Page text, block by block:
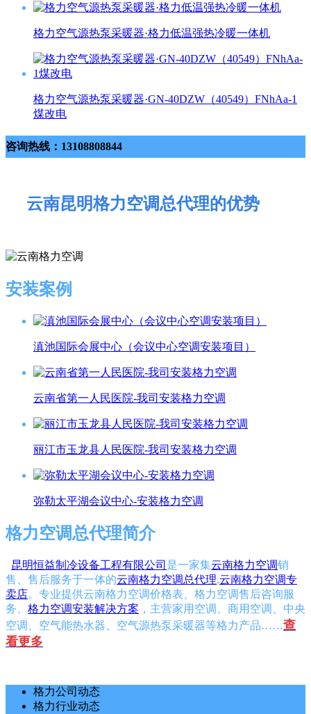
格力空气源热泵采暖器·格力低温强热冷暖一体机
格力空气源热泵采暖器·GN-40DZW（40549）FNhAa-1
煤改电
咨询热线：13108808844
云南昆明格力空调总代理的优势
安装案例
滇池国际会展中心（会议中心空调安装项目）
云南省第一人民医院-我司安装格力空调
丽江市玉龙县人民医院-我司安装格力空调
弥勒太平湖会议中心-安装格力空调
格力空调总代理简介
昆明恒益制冷设备工程有限公司 是一家集云南格力空调销
售、售后服务于一体的云南格力空调总代理,云南格力空调专
卖店。专业提供云南格力空调价格表、格力空调售后咨询服
务、 格力空调安装解决方案 ，主营家用空调、商用空调、中央
空调、空气能热水器、空气源热泵采暖器等格力产品……查
看更多
格力公司动态
格力行业动态